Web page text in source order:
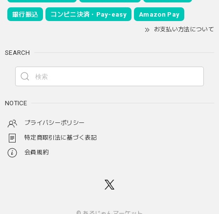
銀行振込 コンビニ決済・Pay-easy Amazon Pay
お支払い方法について
SEARCH
NOTICE
プライバシーポリシー
特定商取引法に基づく表記
会員規約